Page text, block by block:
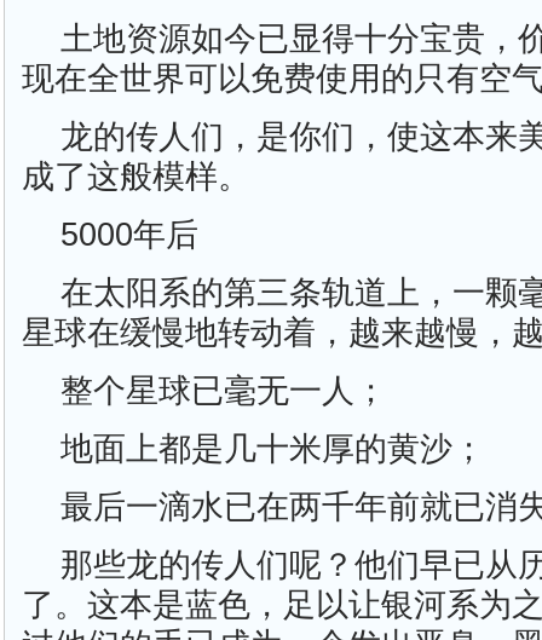
土地资源如今已显得十分宝贵，
现在全世界可以免费使用的只有空
龙的传人们，是你们，使这本来
成了这般模样。
5000年后
在太阳系的第三条轨道上，一颗
星球在缓慢地转动着，越来越慢，
整个星球已毫无一人；
地面上都是几十米厚的黄沙；
最后一滴水已在两千年前就已消
那些龙的传人们呢？他们早已从
了。这本是蓝色，足以让银河系为